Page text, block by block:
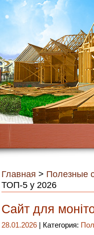
Главная > Полезные
ТОП-5 у 2026
Сайт для
28.01.2026 | Категория: